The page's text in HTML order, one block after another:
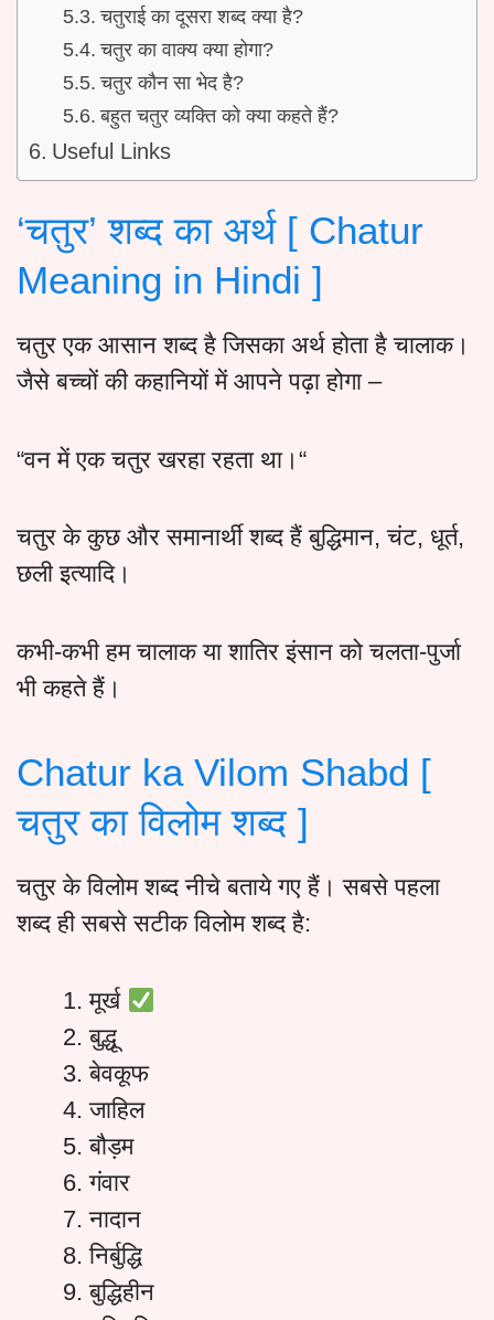
चतुराई का दूसरा शब्द क्या है?
चतुर का वाक्य क्या होगा?
चतुर कौन सा भेद है?
बहुत चतुर व्यक्ति को क्या कहते हैं?
Useful Links
‘चतुर’ शब्द का अर्थ [ Chatur
Meaning in Hindi ]
चतुर एक आसान शब्द है जिसका अर्थ होता है चालाक।
जैसे बच्चों की कहानियों में आपने पढ़ा होगा –
“वन में एक चतुर खरहा रहता था।“
चतुर के कुछ और समानार्थी शब्द हैं बुद्धिमान, चंट, धूर्त,
छली इत्यादि।
कभी-कभी हम चालाक या शातिर इंसान को चलता-पुर्जा
भी कहते हैं।
Chatur ka Vilom Shabd [
चतुर का विलोम शब्द ]
चतुर के विलोम शब्द नीचे बताये गए हैं। सबसे पहला
शब्द ही सबसे सटीक विलोम शब्द है:
मूर्ख
बुद्धू
बेवकूफ
जाहिल
बौड़म
गंवार
नादान
निर्बुद्धि
बुद्धिहीन